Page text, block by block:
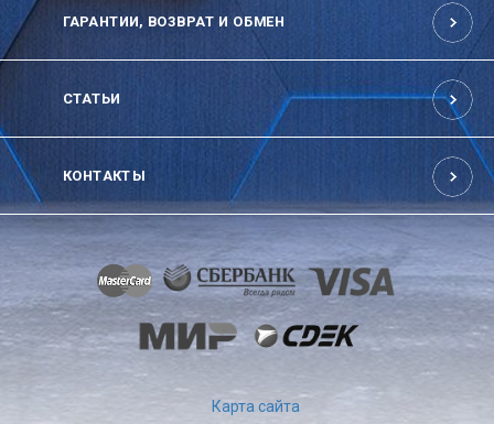
ГАРАНТИИ, ВОЗВРАТ И ОБМЕН
СТАТЬИ
КОНТАКТЫ
Карта сайта